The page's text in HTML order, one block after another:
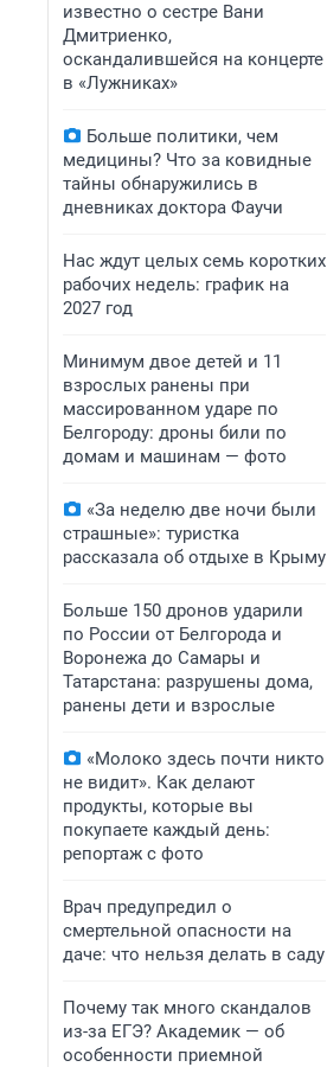
известно о сестре Вани
Дмитриенко,
оскандалившейся на концерте
в «Лужниках»
Больше политики, чем
медицины? Что за ковидные
тайны обнаружились в
дневниках доктора Фаучи
Нас ждут целых семь коротких
рабочих недель: график на
2027 год
Минимум двое детей и 11
взрослых ранены при
массированном ударе по
Белгороду: дроны били по
домам и машинам — фото
«За неделю две ночи были
страшные»: туристка
рассказала об отдыхе в Крыму
Больше 150 дронов ударили
по России от Белгорода и
Воронежа до Самары и
Татарстана: разрушены дома,
ранены дети и взрослые
«Молоко здесь почти никто
не видит». Как делают
продукты, которые вы
покупаете каждый день:
репортаж с фото
Врач предупредил о
смертельной опасности на
даче: что нельзя делать в саду
Почему так много скандалов
из-за ЕГЭ? Академик — об
особенности приемной